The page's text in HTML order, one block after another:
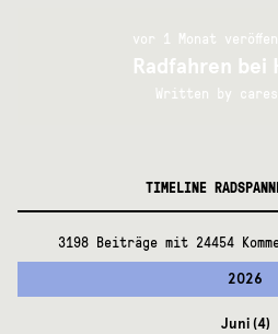
vor 1 Monat
Radfahren bei
Written by
TIMELINE
3198 Beiträge mit 24454
2026
Juni(4)